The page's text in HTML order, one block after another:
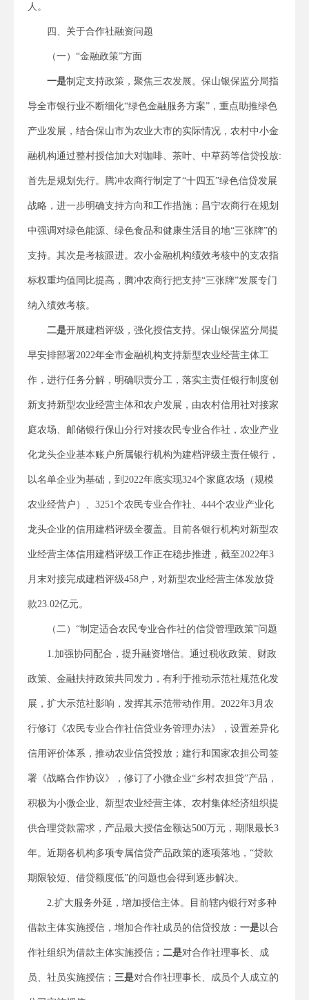
人。
四、关于合作社融资问题
（一）“金融政策”方面
一是制定支持政策，聚焦三农发展。保山银保监分局指
导全市银行业不断细化“绿色金融服务方案”，重点助推绿色
产业发展，结合保山市为农业大市的实际情况，农村中小金
融机构通过整村授信加大对咖啡、茶叶、中草药等信贷投放:
首先是规划先行。腾冲农商行制定了“十四五”绿色信贷发展
战略，进一步明确支持方向和工作措施；昌宁农商行在规划
中强调对绿色能源、绿色食品和健康生活目的地“三张牌”的
支持。其次是考核跟进。农小金融机构绩效考核中的支农指
标权重均值同比提高，腾冲农商行把支持“三张牌”发展专门
纳入绩效考核。
二是开展建档评级，强化授信支持。保山银保监分局提
早安排部署2022年全市金融机构支持新型农业经营主体工
作，进行任务分解，明确职责分工，落实主责任银行制度创
新支持新型农业经营主体和农户发展，由农村信用社对接家
庭农场、邮储银行保山分行对接农民专业合作社，农业产业
化龙头企业基本账户所属银行机构为建档评级主责任银行，
以名单企业为基础，到2022年底实现324个家庭农场（规模
农业经营户）、3251个农民专业合作社、444个农业产业化
龙头企业的信用建档评级全覆盖。目前各银行机构对新型农
业经营主体信用建档评级工作正在稳步推进，截至2022年3
月末对接完成建档评级458户，对新型农业经营主体发放贷
款23.02亿元。
（二）“制定适合农民专业合作社的信贷管理政策”问题
1.加强协同配合，提升融资增信。通过税收政策、财政
政策、金融扶持政策共同发力，有利于推动示范社规范化发
展，扩大示范社影响，发挥其示范带动作用。2022年3月农
行修订《农民专业合作社信贷业务管理办法》，设置差异化
信用评价体系，推动农业信贷投放；建行和国家农担公司签
署《战略合作协议》，修订了小微企业“乡村农担贷”产品，
积极为小微企业、新型农业经营主体、农村集体经济组织提
供合理贷款需求，产品最大授信金额达500万元，期限最长3
年。近期各机构多项专属信贷产品政策的逐项落地，“贷款
期限较短、借贷额度低”的问题也会得到逐步解决。
2.扩大服务外延，增加授信主体。目前辖内银行对多种
借款主体实施授信，增加合作社成员的信贷投放： 一是以合
作社组织为借款主体实施授信； 二是对合作社理事长、成
员、社员实施授信； 三是对合作社理事长、成员个人成立的